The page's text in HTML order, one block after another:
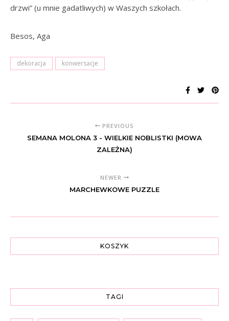
drzwi” (u mnie gadatliwych) w Waszych szkołach.
Besos, Aga
dekoracja konwersacje
PREVIOUS
SEMANA MOLONA 3 - WIELKIE NOBLISTKI (MOWA
ZALEŻNA)
NEWER
MARCHEWKOWE PUZZLE
KOSZYK
TAGI